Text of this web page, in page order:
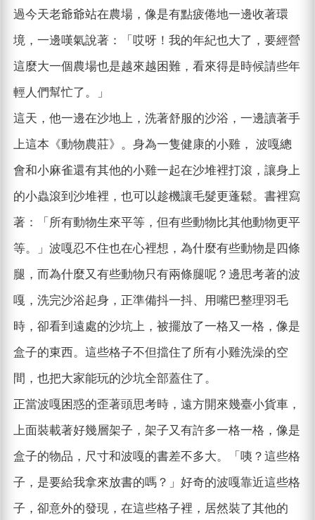
過今天老爺爺站在農場，像是有點疲倦地一邊收著環
境，一邊嘆氣說著：「哎呀！我的年紀也大了，要經營
這麼大一個農場也是越來越困難，看來得是時候請些年
輕人們幫忙了。」
這天，他一邊在沙地上，洗著舒服的沙浴，一邊讀著手
上這本《動物農莊》。身為一隻健康的小雞， 波嘎總
會和小麻雀還有其他的小雞一起在沙堆裡打滾，讓身上
的小蟲滾到沙堆裡，也可以趁機讓毛髮更蓬鬆。書裡寫
著：「所有動物生來平等，但有些動物比其他動物更平
等。」波嘎忍不住也在心裡想，為什麼有些動物是四條
腿，而為什麼又有些動物只有兩條腿呢？邊思考著的波
嘎，洗完沙浴起身，正準備抖一抖、用嘴巴整理羽毛
時，卻看到遠處的沙坑上，被擺放了一格又一格，像是
盒子的東西。這些格子不但擋住了所有小雞洗澡的空
間，也把大家能玩的沙坑全部蓋住了。
正當波嘎困惑的歪著頭思考時，遠方開來幾臺小貨車，
上面裝載著好幾層架子，架子又有許多一格一格，像是
盒子的物品，尺寸和波嘎的書差不多大。「咦？這些格
子，是要給我拿來放書的嗎？」好奇的波嘎靠近這些格
子，卻意外的發現，在這些格子裡，居然裝了其他的